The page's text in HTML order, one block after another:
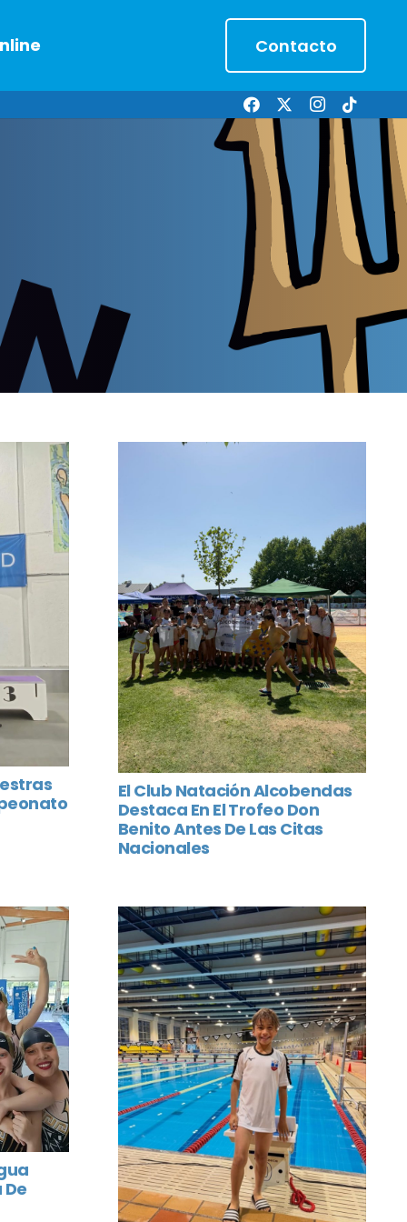
Contacto
El Club Natación Alcobendas
Destaca En El Trofeo Don
Benito Antes De Las Citas
Nacionales